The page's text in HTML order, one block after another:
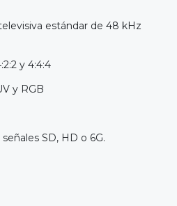
estándar de 48 kHz
y 4:4:4
y RGB
SD, HD o 6G.